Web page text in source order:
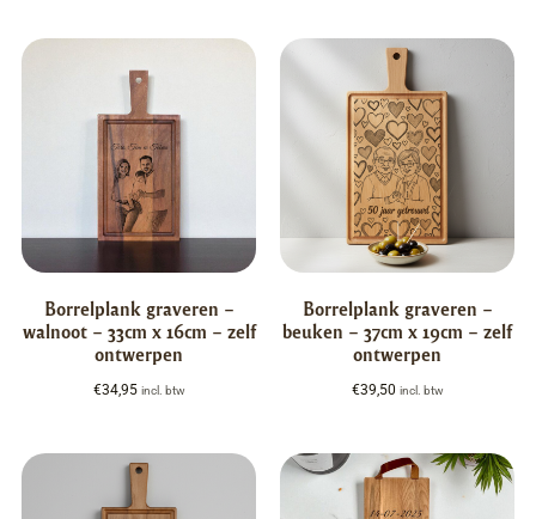
Borrelplank graveren –
walnoot – 33cm x 16cm – zelf
ontwerpen
€34,95 incl. btw
Borrelplank graveren –
beuken – 37cm x 19cm – zelf
ontwerpen
€39,50 incl. btw